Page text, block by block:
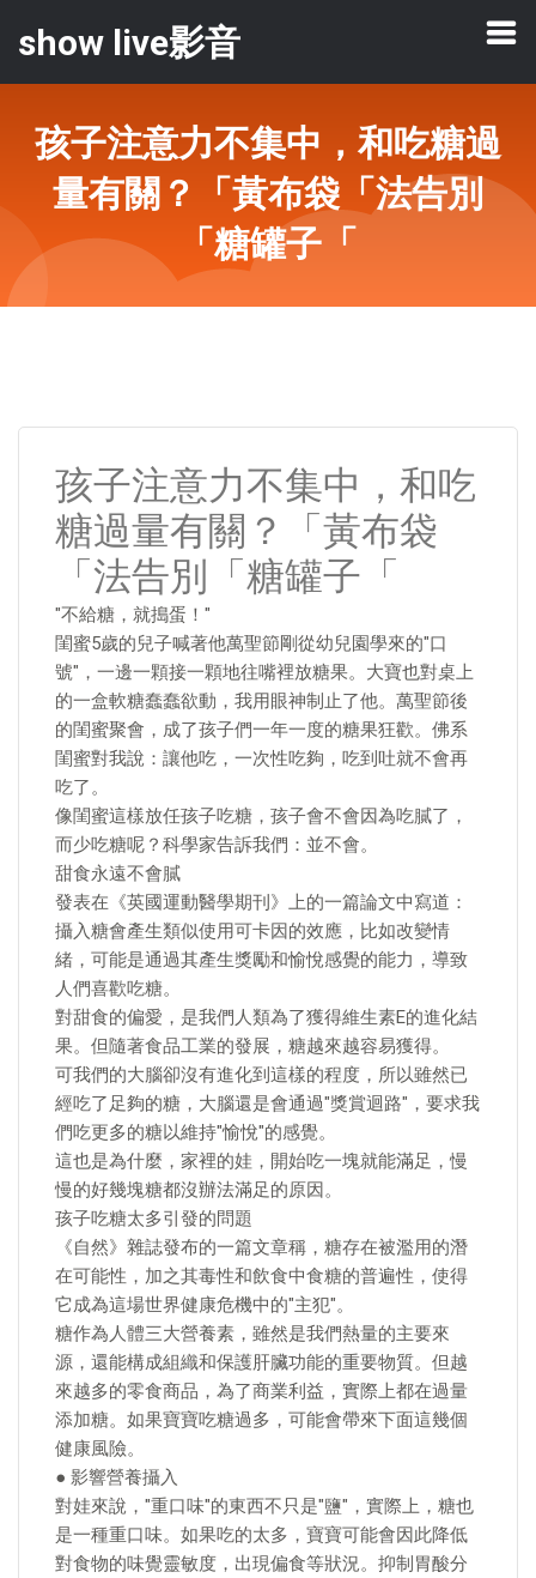
show live影音
孩子注意力不集中，和吃糖過
量有關？「黃布袋「法告別
「糖罐子「
孩子注意力不集中，和吃
糖過量有關？「黃布袋
「法告別「糖罐子「
"不給糖，就搗蛋！"
閨蜜5歲的兒子喊著他萬聖節剛從幼兒園學來的"口
號"，一邊一顆接一顆地往嘴裡放糖果。大寶也對桌上
的一盒軟糖蠢蠢欲動，我用眼神制止了他。萬聖節後
的閨蜜聚會，成了孩子們一年一度的糖果狂歡。佛系
閨蜜對我說：讓他吃，一次性吃夠，吃到吐就不會再
吃了。
像閨蜜這樣放任孩子吃糖，孩子會不會因為吃膩了，
而少吃糖呢？科學家告訴我們：並不會。
甜食永遠不會膩
發表在《英國運動醫學期刊》上的一篇論文中寫道：
攝入糖會產生類似使用可卡因的效應，比如改變情
緒，可能是通過其產生獎勵和愉悅感覺的能力，導致
人們喜歡吃糖。
對甜食的偏愛，是我們人類為了獲得維生素E的進化結
果。但隨著食品工業的發展，糖越來越容易獲得。
可我們的大腦卻沒有進化到這樣的程度，所以雖然已
經吃了足夠的糖，大腦還是會通過"獎賞迴路"，要求我
們吃更多的糖以維持"愉悅"的感覺。
這也是為什麼，家裡的娃，開始吃一塊就能滿足，慢
慢的好幾塊糖都沒辦法滿足的原因。
孩子吃糖太多引發的問題
《自然》雜誌發布的一篇文章稱，糖存在被濫用的潛
在可能性，加之其毒性和飲食中食糖的普遍性，使得
它成為這場世界健康危機中的"主犯"。
糖作為人體三大營養素，雖然是我們熱量的主要來
源，還能構成組織和保護肝臟功能的重要物質。但越
來越多的零食商品，為了商業利益，實際上都在過量
添加糖。如果寶寶吃糖過多，可能會帶來下面這幾個
健康風險。
● 影響營養攝入
對娃來說，"重口味"的東西不只是"鹽"，實際上，糖也
是一種重口味。如果吃的太多，寶寶可能會因此降低
對食物的味覺靈敏度，出現偏食等狀況。抑制胃酸分